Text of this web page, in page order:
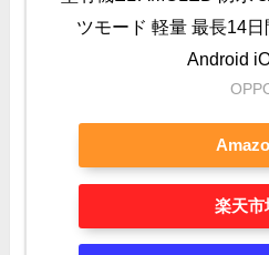
ツモード 軽量 最長14
Android
楽天市